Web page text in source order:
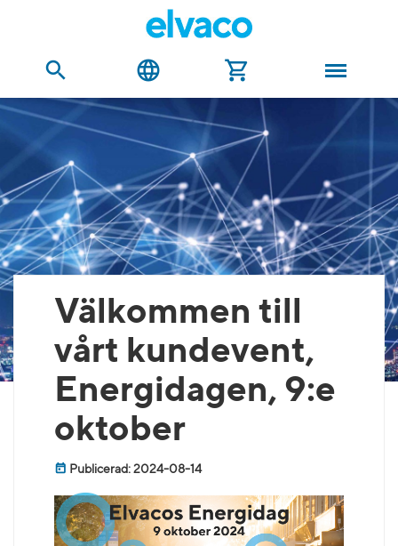
Välkommen till
vårt kundevent,
Energidagen, 9:e
oktober
Publicerad: 2024-08-14